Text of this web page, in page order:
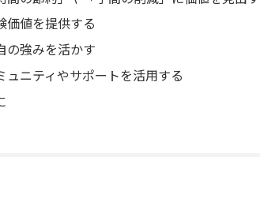
価値を提供する
の強みを活かす
ュニティやサポートを活用する